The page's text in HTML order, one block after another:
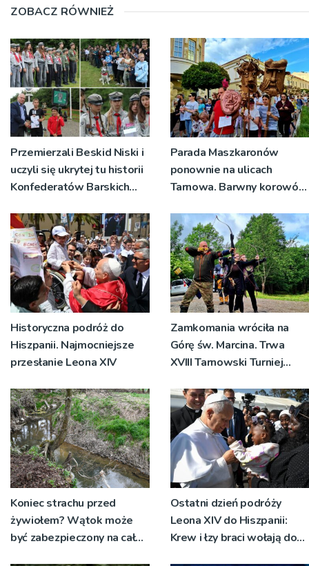
ZOBACZ RÓWNIEŻ
Przemierzali Beskid Niski i
uczyli się ukrytej tu historii
Konfederatów Barskich
Parada Maszkaronów
ponownie na ulicach
Tarnowa. Barwny korowód
Historyczna podróż do
Hiszpanii. Najmocniejsze
przesłanie Leona XIV
Zamkomania wróciła na
Górę św. Marcina. Trwa
XVIII Tarnowski Turniej
Koniec strachu przed
żywiołem? Wątok może
być zabezpieczony na całej
Ostatni dzień podróży
Leona XIV do Hiszpanii:
Krew i łzy braci wołają do